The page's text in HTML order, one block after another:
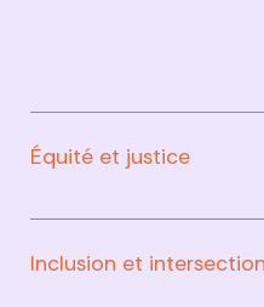
Équité et justice
chances et au
Inclusion et